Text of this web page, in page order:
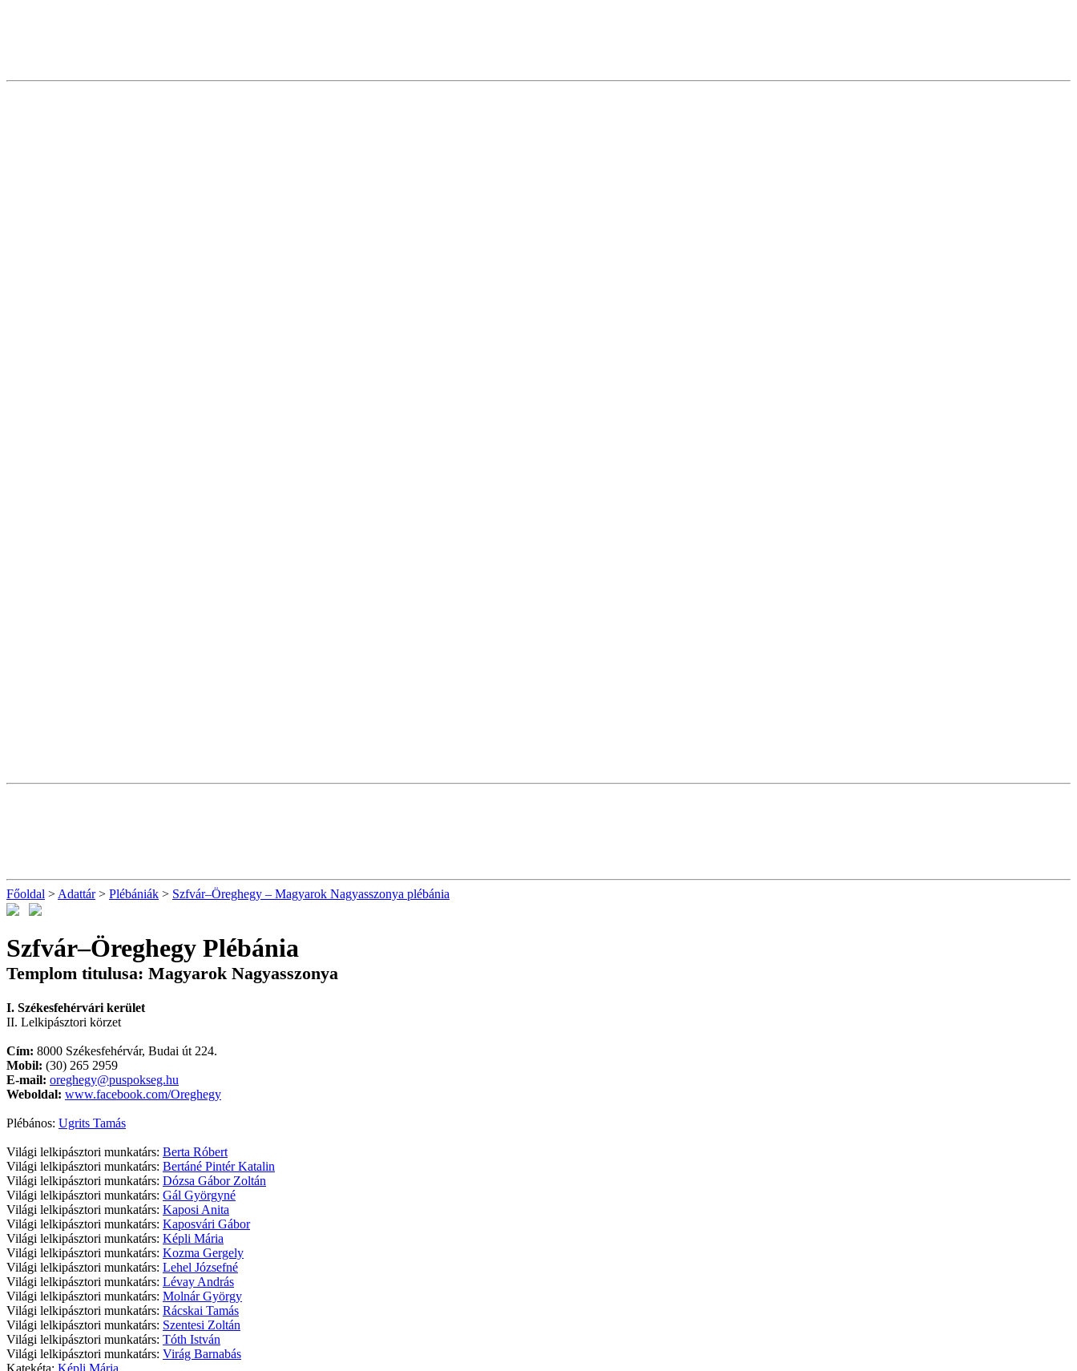
Főoldal > Adattár> Plébániák > Szfvár–Öreghegy – Magyarok Nagyasszonya plébánia
Szfvár–Öreghegy Plébánia
Templom titulusa: Magyarok Nagyasszonya
I. Székesfehérvári kerület
II. Lelkipásztori körzet
Cím: 8000 Székesfehérvár, Budai út 224.
Mobil: (30) 265 2959
E-mail: oreghegy@puspokseg.hu
Weboldal: www.facebook.com/Oreghegy
Plébános: Ugrits Tamás
Világi lelkipásztori munkatárs: Berta Róbert
Világi lelkipásztori munkatárs: Bertáné Pintér Katalin
Világi lelkipásztori munkatárs: Dózsa Gábor Zoltán
Világi lelkipásztori munkatárs: Gál Györgyné
Világi lelkipásztori munkatárs: Kaposi Anita
Világi lelkipásztori munkatárs: Kaposvári Gábor
Világi lelkipásztori munkatárs: Képli Mária
Világi lelkipásztori munkatárs: Kozma Gergely
Világi lelkipásztori munkatárs: Lehel Józsefné
Világi lelkipásztori munkatárs: Lévay András
Világi lelkipásztori munkatárs: Molnár György
Világi lelkipásztori munkatárs: Rácskai Tamás
Világi lelkipásztori munkatárs: Szentesi Zoltán
Világi lelkipásztori munkatárs: Tóth István
Világi lelkipásztori munkatárs: Virág Barnabás